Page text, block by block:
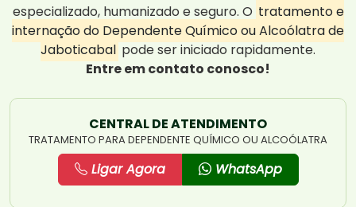
especializado, humanizado e seguro. O tratamento e
internação do Dependente Químico ou Alcoólatra de
Jaboticabal pode ser iniciado rapidamente.
Entre em contato conosco!
CENTRAL DE ATENDIMENTO
TRATAMENTO PARA DEPENDENTE QUÍMICO OU ALCOÓLATRA
Ligar Agora WhatsApp